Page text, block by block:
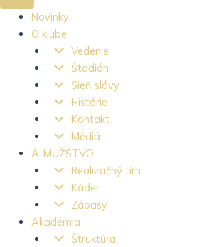
Novinky
O klube
Vedenie
Štadión
Sieň slávy
História
Kontakt
Médiá
A-MUŽSTVO
Realizačný tím
Káder
Zápasy
Akadémia
Štruktúra